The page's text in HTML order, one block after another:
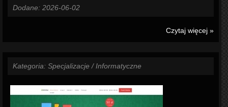
Dodane: 2026-06-02
Czytaj więcej »
Kategoria: Specjalizacje / Informatyczne